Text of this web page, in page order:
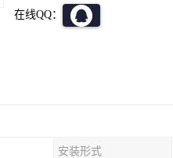
在线QQ：
安装形式